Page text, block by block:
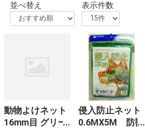
並べ替え
表示件数
動物よけネット
16mm目 グリー
侵入防止ネット
0.6MX5M 防獣